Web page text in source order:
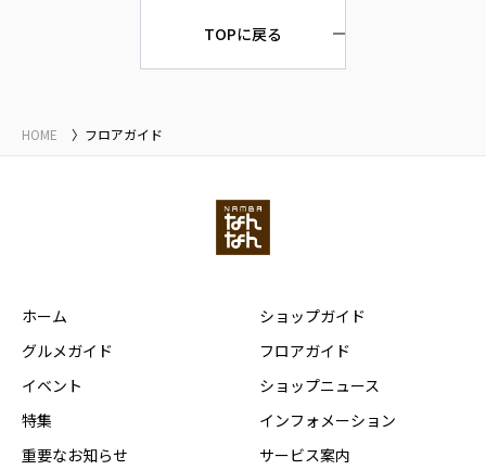
TOPに戻る
HOME フロアガイド
ホーム
グルメガイド
イベント
特集
重要なお知らせ
ショップガイド
フロアガイド
ショップニュース
インフォメーション
サービス案内